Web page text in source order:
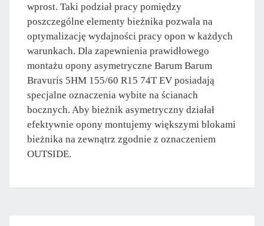
wprost. Taki podział pracy pomiędzy
poszczególne elementy bieżnika pozwala na
optymalizację wydajności pracy opon w każdych
warunkach. Dla zapewnienia prawidłowego
montażu opony asymetryczne Barum Barum
Bravuris 5HM 155/60 R15 74T EV posiadają
specjalne oznaczenia wybite na ścianach
bocznych. Aby bieżnik asymetryczny działał
efektywnie opony montujemy większymi blokami
bieżnika na zewnątrz zgodnie z oznaczeniem
OUTSIDE.